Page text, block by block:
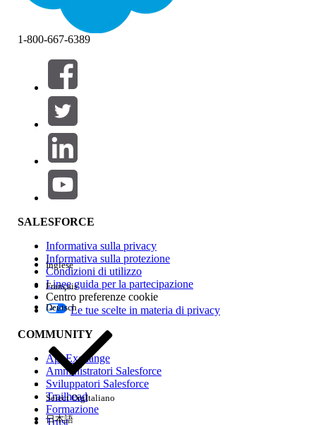
Filtri (0)
SELEZIONA FILTRI
Area prodotti
Impatto della funzione
Edition
Esperienza
1-800-667-6389
SALESFORCE
Informativa sulla privacy
Informativa sulla protezione
Condizioni di utilizzo
Linee guida per la partecipazione
Centro preferenze cookie
Le tue scelte in materia di privacy
COMMUNITY
AppExchange
Amministratori Salesforce
Sviluppatori Salesforce
Trailhead
Formazione
Trust
Inglese
Français
Deutsch
Select OrgItaliano
日本語